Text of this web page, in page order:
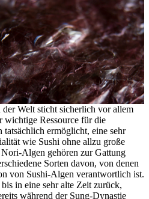
Welt sticht sicherlich vor allem
wichtige Ressource für die
tatsächlich ermöglicht, eine sehr
wie Sushi ohne allzu große
Algen gehören zur Gattung
Sorten davon, von denen
von Sushi-Algen verantwortlich ist.
in eine sehr alte Zeit zurück,
während der Sung-Dynastie